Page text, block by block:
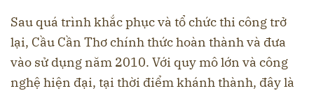
Sau quá trình khắc phục và tổ chức thi công trở
lại, Cầu Cần Thơ chính thức hoàn thành và đưa
vào sử dụng năm 2010. Với quy mô lớn và công
nghệ hiện đại, tại thời điểm khánh thành, đây là